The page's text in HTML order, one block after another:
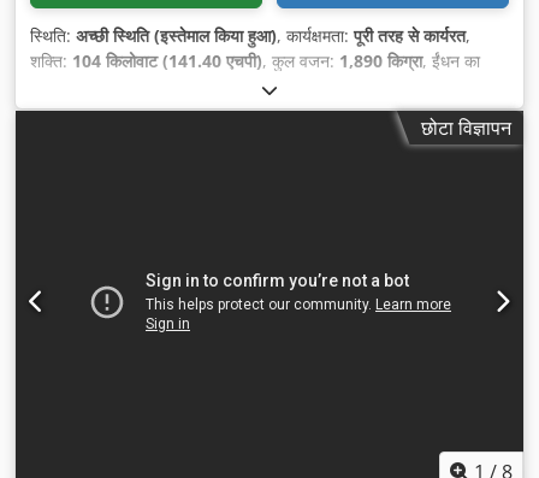
स्थिति: अच्छी स्थिति (इस्तेमाल किया हुआ), कार्यक्षमता:पूरी तरह से कार्यरत,
शक्ति: 104 किलोवाट (141.40 एचपी), कुल वजन: 1,890 किग्रा, ईंधन का
2016
कार्यदाब:12 छड़, मशीन/वाहन संख्या:APP402997,
छोटा विज्ञापन
1 /8